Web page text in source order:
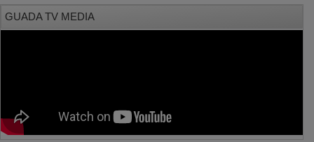
GUADA TV MEDIA